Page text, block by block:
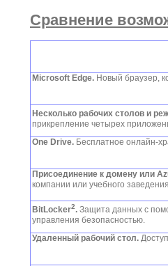
Сравнение
Microsoft Edge. Новый браузер,
Несколько рабочих столов и
прикрепление четырех
One Drive. Бесплатное онлайн-
Присоединение к домену или
компании или учебного
BitLocker2. Защита данных с
управления безопасностью.
Удаленный рабочий стол.